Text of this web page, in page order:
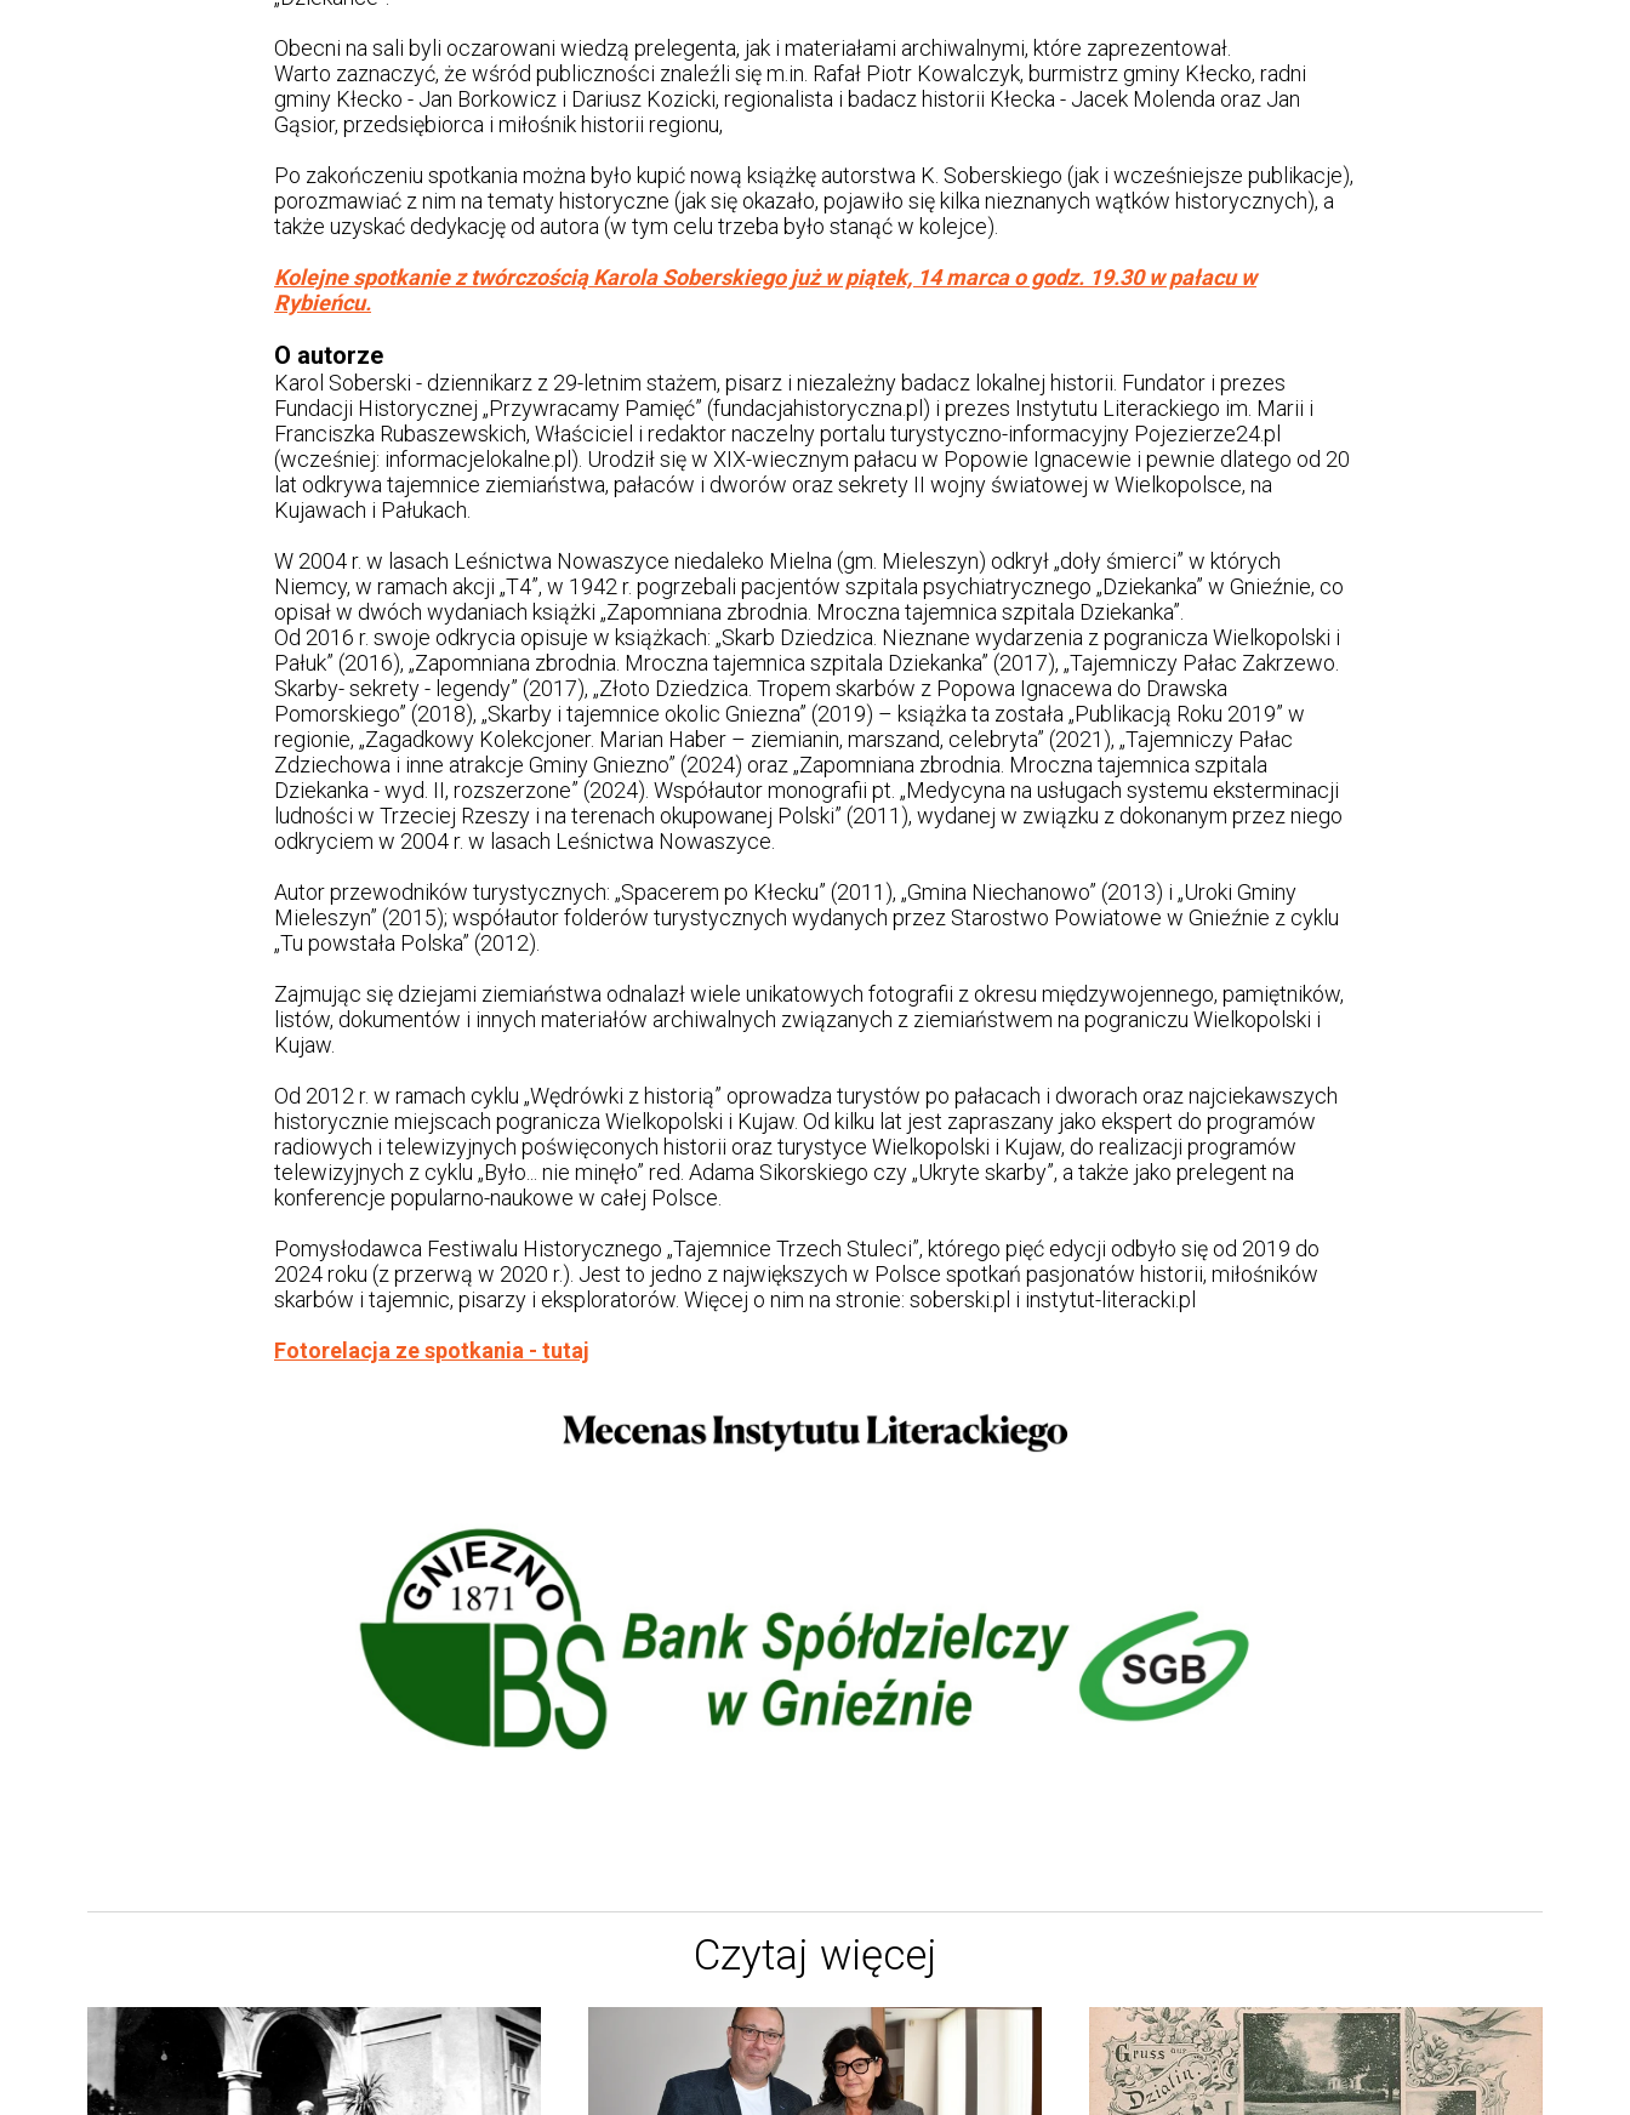
Obecni na sali byli oczarowani wiedzą prelegenta, jak i materiałami archiwalnymi, które zaprezentował.
Warto zaznaczyć, że wśród publiczności znaleźli się m.in. Rafał Piotr Kowalczyk, burmistrz gminy Kłecko, radni
gminy Kłecko - Jan Borkowicz i Dariusz Kozicki, regionalista i badacz historii Kłecka - Jacek Molenda oraz Jan
Gąsior, przedsiębiorca i miłośnik historii regionu,
Po zakończeniu spotkania można było kupić nową książkę autorstwa K. Soberskiego (jak i wcześniejsze publikacje),
porozmawiać z nim na tematy historyczne (jak się okazało, pojawiło się kilka nieznanych wątków historycznych), a
także uzyskać dedykację od autora (w tym celu trzeba było stanąć w kolejce).
Kolejne spotkanie z twórczością Karola Soberskiego już w piątek, 14 marca o godz. 19.30 w pałacu w
Rybieńcu.
O autorze
Karol Soberski - dziennikarz z 29-letnim stażem, pisarz i niezależny badacz lokalnej historii. Fundator i prezes
Fundacji Historycznej „Przywracamy Pamięć” (fundacjahistoryczna.pl) i prezes Instytutu Literackiego im. Marii i
Franciszka Rubaszewskich, Właściciel i redaktor naczelny portalu turystyczno-informacyjny Pojezierze24.pl
(wcześniej: informacjelokalne.pl). Urodził się w XIX-wiecznym pałacu w Popowie Ignacewie i pewnie dlatego od 20
lat odkrywa tajemnice ziemiaństwa, pałaców i dworów oraz sekrety II wojny światowej w Wielkopolsce, na
Kujawach i Pałukach.
W 2004 r. w lasach Leśnictwa Nowaszyce niedaleko Mielna (gm. Mieleszyn) odkrył „doły śmierci” w których
Niemcy, w ramach akcji „T4”, w 1942 r. pogrzebali pacjentów szpitala psychiatrycznego „Dziekanka” w Gnieźnie, co
opisał w dwóch wydaniach książki „Zapomniana zbrodnia. Mroczna tajemnica szpitala Dziekanka”.
Od 2016 r. swoje odkrycia opisuje w książkach: „Skarb Dziedzica. Nieznane wydarzenia z pogranicza Wielkopolski i
Pałuk” (2016), „Zapomniana zbrodnia. Mroczna tajemnica szpitala Dziekanka” (2017), „Tajemniczy Pałac Zakrzewo.
Skarby- sekrety - legendy” (2017), „Złoto Dziedzica. Tropem skarbów z Popowa Ignacewa do Drawska
Pomorskiego” (2018), „Skarby i tajemnice okolic Gniezna” (2019) – książka ta została „Publikacją Roku 2019” w
regionie, „Zagadkowy Kolekcjoner. Marian Haber – ziemianin, marszand, celebryta” (2021), „Tajemniczy Pałac
Zdziechowa i inne atrakcje Gminy Gniezno” (2024) oraz „Zapomniana zbrodnia. Mroczna tajemnica szpitala
Dziekanka - wyd. II, rozszerzone” (2024). Współautor monografii pt. „Medycyna na usługach systemu eksterminacji
ludności w Trzeciej Rzeszy i na terenach okupowanej Polski” (2011), wydanej w związku z dokonanym przez niego
odkryciem w 2004 r. w lasach Leśnictwa Nowaszyce.
Autor przewodników turystycznych: „Spacerem po Kłecku” (2011), „Gmina Niechanowo” (2013) i „Uroki Gminy
Mieleszyn” (2015); współautor folderów turystycznych wydanych przez Starostwo Powiatowe w Gnieźnie z cyklu
„Tu powstała Polska” (2012).
Zajmując się dziejami ziemiaństwa odnalazł wiele unikatowych fotografii z okresu międzywojennego, pamiętników,
listów, dokumentów i innych materiałów archiwalnych związanych z ziemiaństwem na pograniczu Wielkopolski i
Kujaw.
Od 2012 r. w ramach cyklu „Wędrówki z historią” oprowadza turystów po pałacach i dworach oraz najciekawszych
historycznie miejscach pogranicza Wielkopolski i Kujaw. Od kilku lat jest zapraszany jako ekspert do programów
radiowych i telewizyjnych poświęconych historii oraz turystyce Wielkopolski i Kujaw, do realizacji programów
telewizyjnych z cyklu „Było... nie minęło” red. Adama Sikorskiego czy „Ukryte skarby”, a także jako prelegent na
konferencje popularno-naukowe w całej Polsce.
Pomysłodawca Festiwalu Historycznego „Tajemnice Trzech Stuleci”, którego pięć edycji odbyło się od 2019 do
2024 roku (z przerwą w 2020 r.). Jest to jedno z największych w Polsce spotkań pasjonatów historii, miłośników
skarbów i tajemnic, pisarzy i eksploratorów. Więcej o nim na stronie: soberski.pl i instytut-literacki.pl
Fotorelacja ze spotkania - tutaj
Czytaj więcej